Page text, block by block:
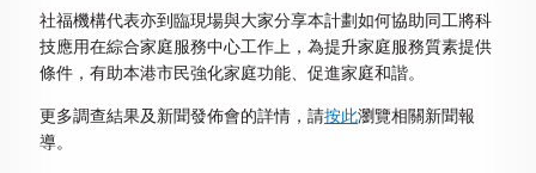
社福機構代表亦到臨現場與大家分享本計劃如何協助同工將科
技應用在綜合家庭服務中心工作上，為提升家庭服務質素提供
條件，有助本港市民強化家庭功能、促進家庭和諧。
更多調查結果及新聞發佈會的詳情，請按此瀏覽相關新聞報
導。